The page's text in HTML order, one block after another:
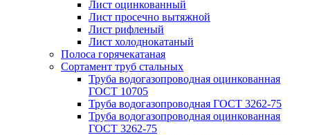
Лист оцинкованный
Лист просечно вытяжной
Лист рифленый
Лист холоднокатаный
Полоса горячекатаная
Сортамент труб стальных
Труба водогазопроводная оцинкованная
ГОСТ 10705
Труба водогазопроводная ГОСТ 3262-75
Труба водогазопроводная оцинкованная
ГОСТ 3262-75